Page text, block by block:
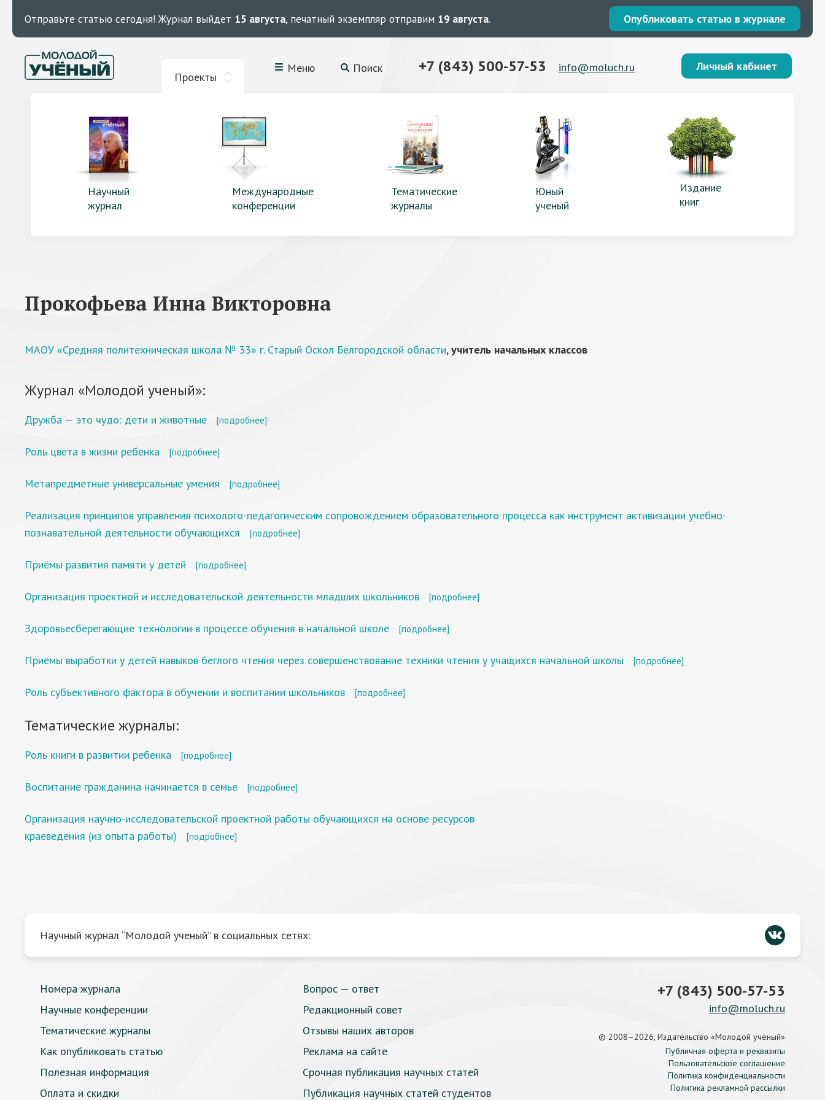
Отправьте статью сегодня! Журнал выйдет 15 августа, печатный экземпляр отправим 19 августа. Опубликовать статью в журнале
Проекты
Меню Поиск +7 (843) 500-57-53 info@moluch.ru Личный кабинет
Научный
журнал
Международные
конференции
Тематические
журналы
Юный
ученый
Издание
книг
Прокофьева Инна Викторовна
МАОУ «Средняя политехническая школа № 33» г. Старый Оскол Белгородской области,учитель начальных классов
Журнал «Молодой ученый»:
Дружба — это чудо: дети и животные [подробнее]
Роль цвета в жизни ребенка [подробнее]
Метапредметные универсальные умения [подробнее]
Реализация принципов управления психолого-педагогическим сопровождением образовательного процесса как инструмент активизации учебно-
познавательной деятельности обучающихся
[подробнее]
Приёмы развития памяти у детей [подробнее]
Организация проектной и исследовательской деятельности младших школьников [подробнее]
Здоровьесберегающие технологии в процессе обучения в начальной школе [подробнее]
Приёмы выработки у детей навыков беглого чтения через совершенствование техники чтения у учащихся начальной школы [подробнее]
Роль субъективного фактора в обучении и воспитании школьников [подробнее]
Тематические журналы:
Роль книги в развитии ребенка [подробнее]
Воспитание гражданина начинается в семье [подробнее]
Организация научно-исследовательской проектной работы обучающихся на основе ресурсов
краеведения (из опыта работы)
[подробнее]
Научный журнал “Молодой ученый” в социальных сетях:
Номера журнала
Научные конференции
Тематические журналы
Как опубликовать статью
Полезная информация
Оплата и скидки
Вопрос — ответ
Редакционный совет
Отзывы наших авторов
Реклама на сайте
Срочная публикация научных статей
Публикация научных статей студентов
+7 (843) 500-57-53
info@moluch.ru
© 2008–2026, Издательство «Молодой учёный»
Публичная оферта и реквизиты
Пользовательское соглашение
Политика конфиденциальности
Политика рекламной рассылки